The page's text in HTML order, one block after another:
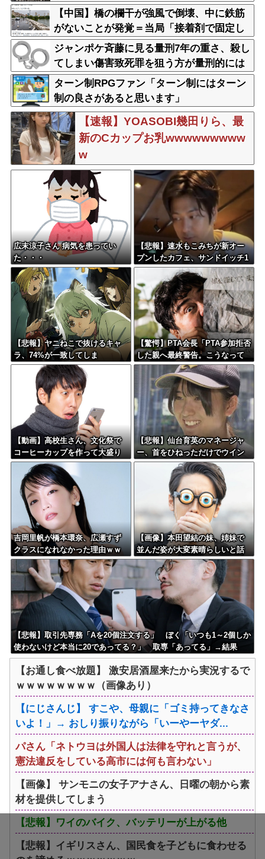
【中国】橋の欄干が強風で倒壊、中に鉄筋
がないことが発覚＝当局「接着剤で固定し
た」
ジャンポケ斉藤に見る量刑7年の重さ、殺し
てしまい傷害致死罪を狙う方が量刑的には
軽いと話題
ターン制RPGファン「ターン制にはターン
制の良さがあると思います」
【速報】YOASOBI幾田りら、最
新のCカップお乳wwwwwwwww
w
広末涼子さん 病気を患ってい
た・・・
【悲報】速水もこみちが新オー
プンしたカフェ、サンドイッチ1
つ3000円ｗｗｗｗｗｗｗｗｗｗ
ｗｗｗ
【悲報】ヤニねこで抜けるキャ
ラ、74%が一致してしま
う・・・
【驚愕】PTA会長「PTA参加拒否
した親へ最終警告。こうなって
もいい？」←コレはどっちが悪
いのか？大論争が巻き起こって
しまう…
【動画】高校生さん、文化祭で
コーヒーカップを作って大盛り
あがり←なんかどっかで見たこ
とあると話題に
【悲報】仙台育英のマネージャ
ー、首をひねっただけでウイン
クしたことにされてしまうｗｗ
吉岡里帆が橋本環奈、広瀬すず
クラスになれなかった理由ｗｗ
ｗｗｗｗ
【画像】本田望結の妹、姉妹で
並んだ姿が大変素晴らしいと話
題にw w w w w w w
【悲報】取引先専務「Aを20個注文する」 ぼく「いつも1～2個しか
使わないけど本当に20であってる？」 取専「あってる」→結果
『こう』なったんだがコレワイが悪いんか？？？？？？？？
【お通し食べ放題】 激安居酒屋来たから実況するで
ｗｗｗｗｗｗｗｗ（画像あり）
【にじさんじ】 すこや、母親に「ゴミ持ってきなさ
いよ！」→ おしり振りながら「いーやーヤダ...
パさん「ネトウヨは外国人は法律を守れと言うが、
憲法違反をしている高市には何も言わない」
【画像】 サンモニの女子アナさん、日曜の朝から素
材を提供してしまう
【悲報】ワイのバイク、バッテリーが上がる他
【悲報】イギリスさん、国民食を子どもに食わせる